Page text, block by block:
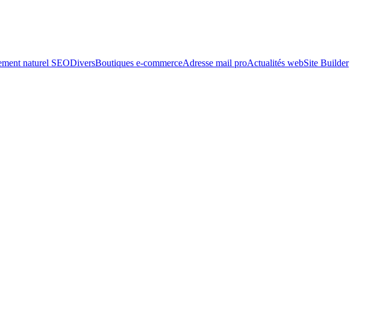
naturel SEODiversBoutiques e-commerceAdresse mail proActualités webSite Builder